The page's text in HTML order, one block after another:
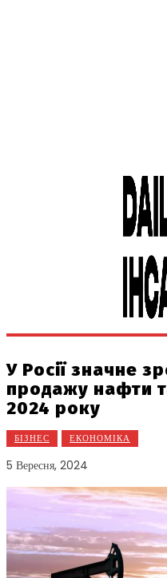
У Росії значне
продажу нафти
2024 року
БІЗНЕС ЕКОНОМІКА
5 Вересня, 2024